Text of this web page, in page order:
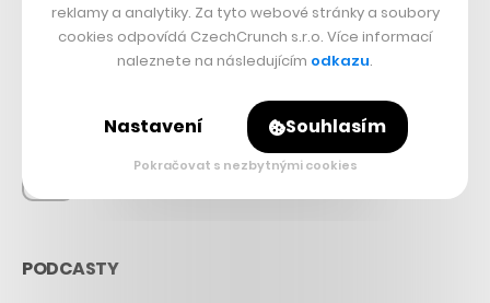
56.4k
PODCASTY
reklamy a analytiky. Za tyto webové stránky a soubory
cookies odpovídá CzechCrunch s.r.o. Více informací
naleznete na následujícím odkazu.
Nastavení Souhlasím
Pokračovat s nezbytnými cookies